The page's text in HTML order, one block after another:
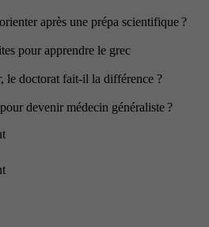
après une prépa scientifique ?
pour apprendre le grec
le doctorat fait-il la différence ?
devenir médecin généraliste ?